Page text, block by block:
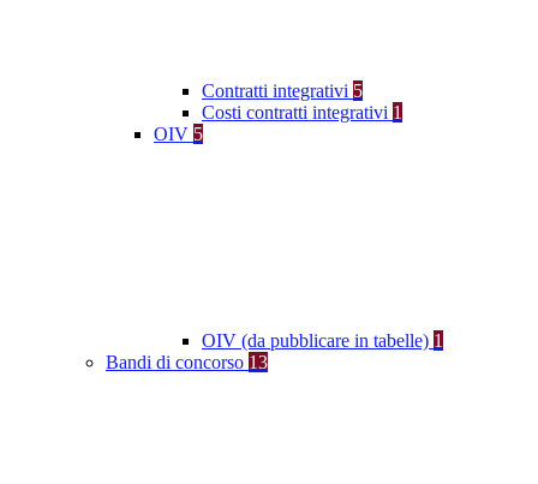
Contratti integrativi 5
Costi contratti integrativi 1
OIV 5
OIV (da pubblicare in tabelle) 1
Bandi di concorso 13